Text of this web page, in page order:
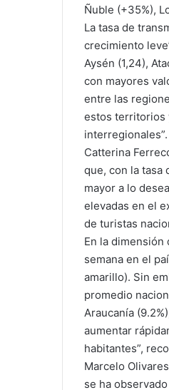
Ñuble (+35%),
La tasa de
crecimiento
Aysén (1,24),
con mayores
entre las
estos territorios
interregionales”.
Catterina
que, con la tasa
mayor a lo
elevadas en el
de turistas
En la dimensión
semana en el
amarillo). Sin
promedio
Araucanía
aumentar
habitantes”,
Marcelo
se ha